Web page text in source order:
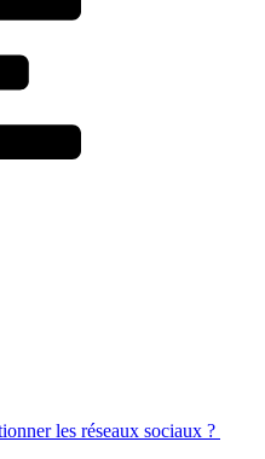
les réseaux sociaux ?